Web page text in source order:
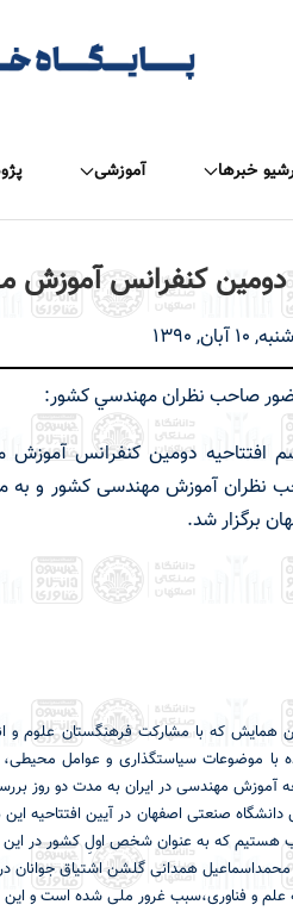
خبرها آموزشی
دومین کنفرانس آموزش
آبان, 1390
صاحب نظران مهندسي كشور:
افتتاحیه دومین کنفرانس آموزش
نظران آموزش مهندسی کشور و به
برگزار شد.
همایش که با مشارکت فرهنگستان علوم و
با موضوعات سیاستگذاری و عوامل محیطی،
آموزش مهندسی در ایران به مدت دو روز
صنعتی اصفهان در آیین افتتاحیه
هستیم که به عنوان شخص اولِ کشور در این
محمداسماعیل همدانی گلشن اشتیاق جوانان
علم و فناوری،سبب غرور ملی شده است و این